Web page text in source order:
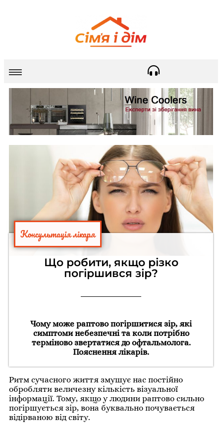
Консультація лікаря
Що робити, якщо різко
погіршився зір?
Чому може раптово погіршитися зір, які
симптоми небезпечні та коли потрібно
терміново звертатися до офтальмолога.
Пояснення лікарів.
Ритм сучасного життя змушує нас постійно
обробляти величезну кількість візуальної
інформації. Тому, якщо у людини раптово сильно
погіршується зір, вона буквально почувається
відірваною від світу.